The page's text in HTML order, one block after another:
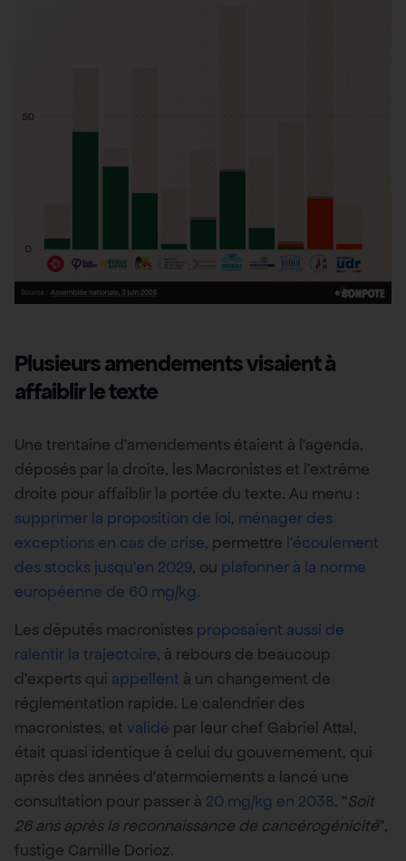
Plusieurs amendements visaient à
affaiblir le texte
Une trentaine d’amendements étaient à l’agenda,
déposés par la droite, les Macronistes et l’extrême
droite pour affaiblir la portée du texte. Au menu :
supprimer la proposition de loi, ménager des
exceptions en cas de crise, permettre l’écoulement
des stocks jusqu’en 2029, ou plafonner à la norme
européenne de 60 mg/kg.
Les députés macronistes proposaient aussi de
ralentir la trajectoire, à rebours de beaucoup
d’experts qui appellent à un changement de
réglementation rapide. Le calendrier des
macronistes, et validé par leur chef Gabriel Attal,
était quasi identique à celui du gouvernement, qui
après des années d’atermoiements a lancé une
consultation pour passer à 20 mg/kg en 2038. “Soit
26 ans après la reconnaissance de cancérogénicité”,
fustige Camille Dorioz.